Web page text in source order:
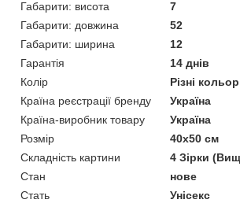
Габарити: висота
7
Габарити: довжина
52
Габарити: ширина
12
Гарантія
14 днів
Колір
Різні
Країна реєстрації бренду
Україна
Країна-виробник товару
Україна
Розмір
40х50 см
Складність картини
4 Зірки
Стан
нове
Стать
Унісекс